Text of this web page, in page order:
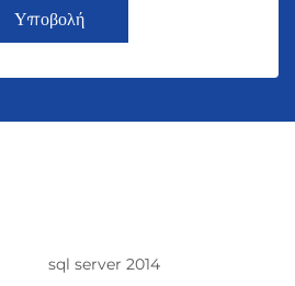
Υποβολή
sql server 2014